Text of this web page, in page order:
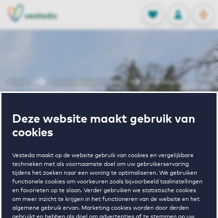
Deze website maakt gebruik van
cookies
Vesteda maakt op de website gebruik van cookies en vergelijkbare
technieken met als voornaamste doel om uw gebruikerservaring
tijdens het zoeken naar een woning te optimaliseren. We gebruiken
functionele cookies om voorkeuren zoals bijvoorbeeld taalinstellingen
en favorieten op te slaan. Verder gebruiken we statistische cookies
om meer inzicht te krijgen in het functioneren van de website en het
algemene gebruik ervan. Marketing cookies worden door derden
FAVORIETEN
Opgeslagen
INLOGGEN
NL
EN
Huurwoningen Breda Marckhoek
Wonen in
Marckhoek